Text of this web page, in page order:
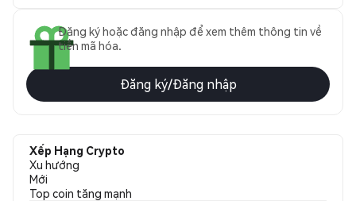
Đăng ký hoặc đăng nhập để xem thêm thông tin về
tiền mã hóa.
Đăng ký/Đăng nhập
Xếp Hạng Crypto
Xu hướng
Mới
Top coin tăng mạnh